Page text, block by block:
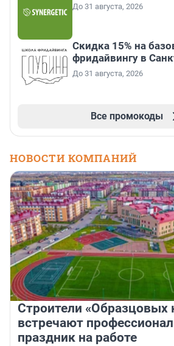
До 31 августа, 2026
Скидка 15% на
фридайвингу в
До 31 августа, 2026
Все промокоды
НОВОСТИ КОМПАНИЙ
Строители «Образцовых
встречают
праздник на работе